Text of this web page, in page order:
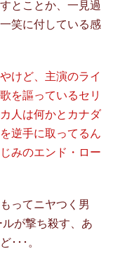
とことか、一見過
笑に付している感
けど、主演のライ
を謳っているセリ
人は何かとカナダ
逆手に取ってるん
みのエンド・ロー
ってニヤつく男
ルが撃ち殺す、あ
･･･。